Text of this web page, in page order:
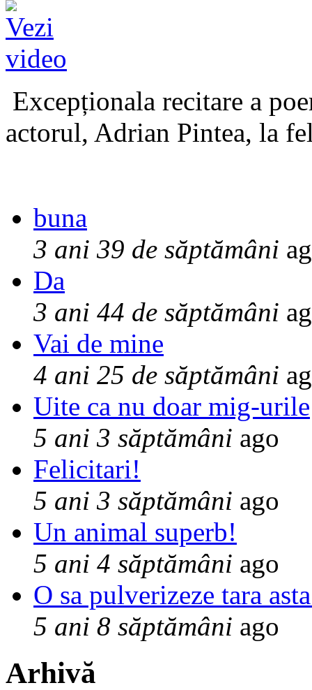
Excepționala recitare a
actorul, Adrian Pintea, la
buna
3 ani 39 de săptămâni
Da
3 ani 44 de săptămâni
Vai de mine
4 ani 25 de săptămâni
Uite ca nu doar mig-urile
5 ani 3 săptămâni ago
Felicitari!
5 ani 3 săptămâni ago
Un animal superb!
5 ani 4 săptămâni ago
O sa pulverizeze tara
5 ani 8 săptămâni ago
Arhivă